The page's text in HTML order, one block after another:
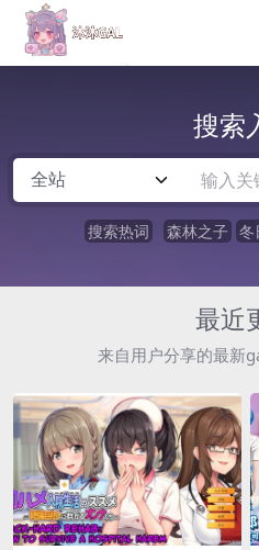
搜索
搜索热词 森林之子 冬
最近
来自用户分享的最新